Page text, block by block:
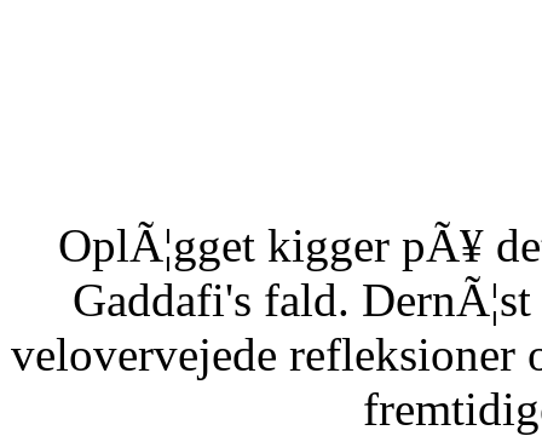
OplÃ¦gget kigger pÃ¥
Gaddafi's fald.
velovervejede refleksioner